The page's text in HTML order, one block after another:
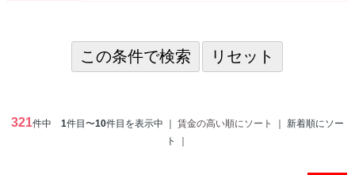
321件中 1件目〜10件目を表示中 ｜ 賃金の高い順にソート
｜ 新着順にソー
ト ｜